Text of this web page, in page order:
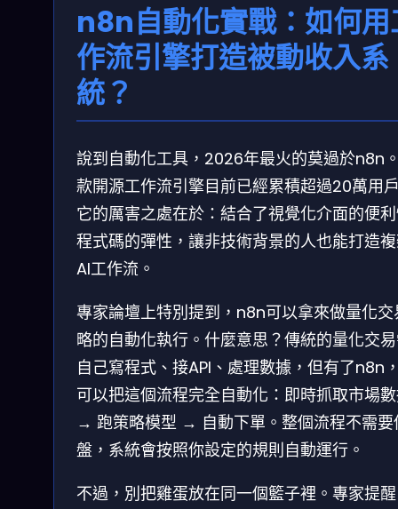
n8n自動化實戰：如何用
作流引擎打造被動收入系
統？
說到自動化工具，2026年最火的莫過於n8n
款開源工作流引擎目前已經累積超過20萬用
它的厲害之處在於：結合了視覺化介面的便
程式碼的彈性，讓非技術背景的人也能打造
AI工作流。
專家論壇上特別提到，n8n可以拿來做量化交
略的自動化執行。什麼意思？傳統的量化交
自己寫程式、接API、處理數據，但有了n8n
可以把這個流程完全自動化：即時抓取市場
→ 跑策略模型 → 自動下單。整個流程不需要
盤，系統會按照你設定的規則自動運行。
不過，別把雞蛋放在同一個籃子裡。專家提